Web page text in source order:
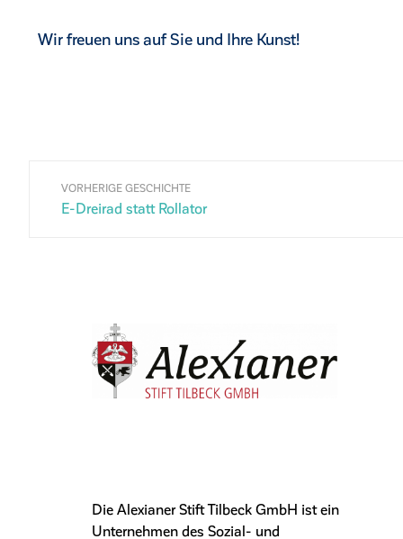
Wir freuen uns auf Sie und Ihre Kunst!
VORHERIGE GESCHICHTE
E-Dreirad statt Rollator
Die Alexianer Stift Tilbeck GmbH ist ein
Unternehmen des Sozial- und